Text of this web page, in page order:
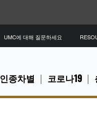
인종차별 코로나19
UMC에 대해 질문하세요